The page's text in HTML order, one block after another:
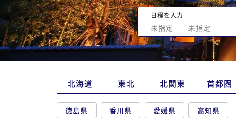
日程を入力
未指定 − 未指定
北海道 東北 北関東 首都圏
徳島県 香川県 愛媛県 高知県